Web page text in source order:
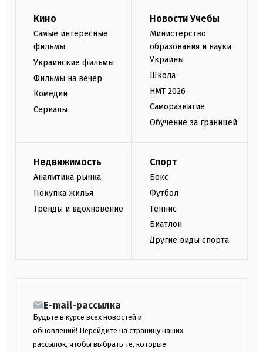
Кино
Самые интересные
фильмы
Украинские фильмы
Фильмы на вечер
Комедии
Сериалы
Новости Учебы
Министерство
образования и науки
Украины
Школа
НМТ 2026
Саморазвитие
Обучение за границей
Недвижимость
Аналитика рынка
Покупка жилья
Тренды и вдохновение
Спорт
Бокс
Футбол
Теннис
Биатлон
Другие виды спорта
E-mail-рассылка
Будьте в курсе всех новостей и
обновлений! Перейдите на страницу наших
рассылок, чтобы выбрать те, которые